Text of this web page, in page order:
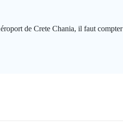
de Crete Chania, il faut compter